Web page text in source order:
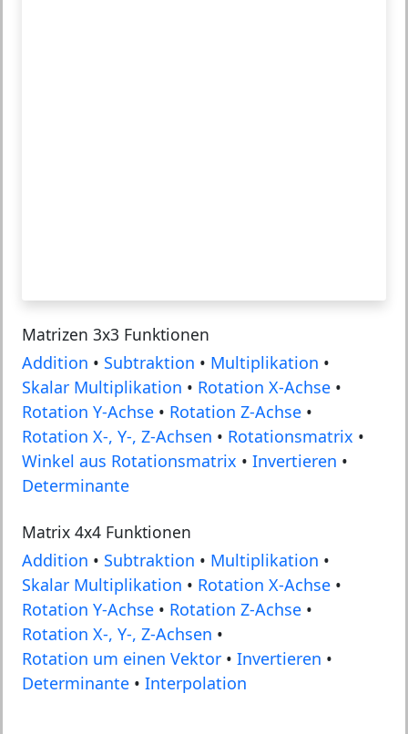
Matrizen 3x3 Funktionen
Addition • Subtraktion • Multiplikation •
Skalar Multiplikation • Rotation X-Achse •
Rotation Y-Achse • Rotation Z-Achse •
Rotation X-, Y-, Z-Achsen • Rotationsmatrix •
Winkel aus Rotationsmatrix • Invertieren •
Determinante
Matrix 4x4 Funktionen
Addition • Subtraktion • Multiplikation •
Skalar Multiplikation • Rotation X-Achse •
Rotation Y-Achse • Rotation Z-Achse •
Rotation X-, Y-, Z-Achsen •
Rotation um einen Vektor • Invertieren •
Determinante • Interpolation